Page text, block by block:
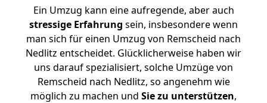
Ein Umzug kann eine aufregende, aber auch
stressige Erfahrung sein, insbesondere wenn
man sich für einen Umzug von Remscheid nach
Nedlitz entscheidet. Glücklicherweise haben wir
uns darauf spezialisiert, solche Umzüge von
Remscheid nach Nedlitz, so angenehm wie
möglich zu machen und Sie zu unterstützen,